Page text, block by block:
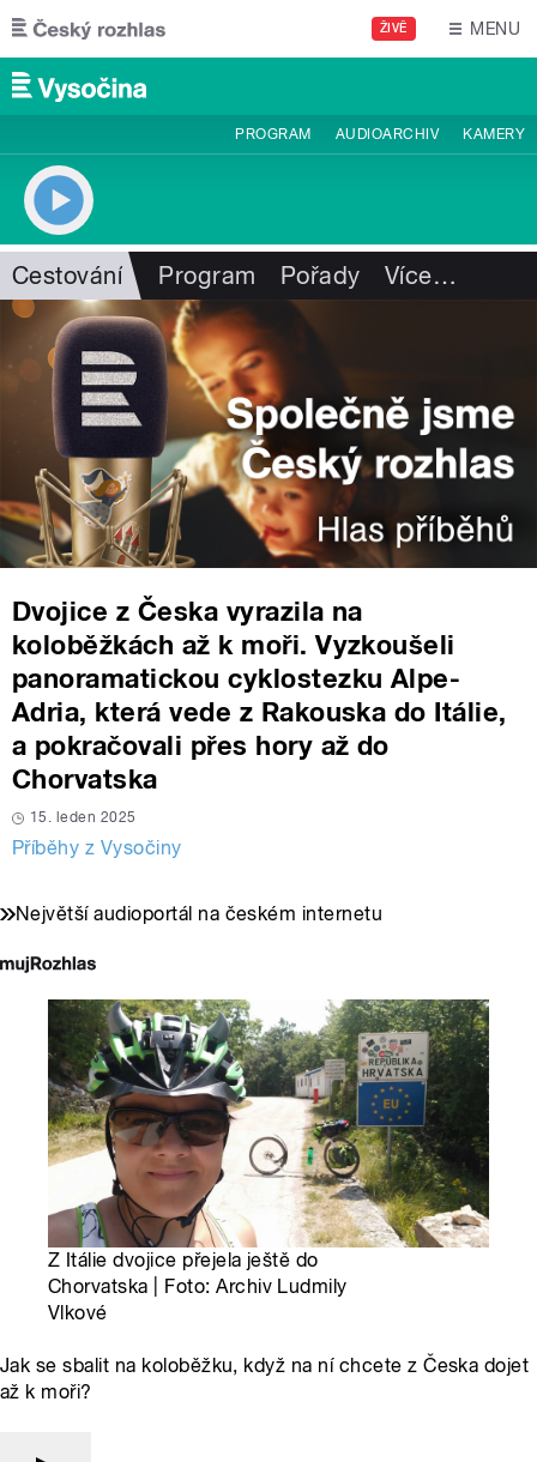
Přejít k hlavnímu obsahu
ŽIVĚ MENU
PROGRAM AUDIOARCHIV KAMERY
Cestování Program Pořady Více…
Dvojice z Česka vyrazila na
koloběžkách až k moři. Vyzkoušeli
panoramatickou cyklostezku Alpe-
Adria, která vede z Rakouska do Itálie,
a pokračovali přes hory až do
Chorvatska
15. leden 2025
Příběhy z Vysočiny
Největší audioportál na českém internetu
Z Itálie dvojice přejela ještě do
Chorvatska | Foto: Archiv Ludmily
Vlkové
Jak se sbalit na koloběžku, když na ní chcete z Česka dojet
až k moři?